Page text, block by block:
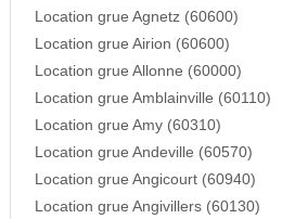
Location grue Agnetz (60600)
Location grue Airion (60600)
Location grue Allonne (60000)
Location grue Amblainville (60110)
Location grue Amy (60310)
Location grue Andeville (60570)
Location grue Angicourt (60940)
Location grue Angivillers (60130)